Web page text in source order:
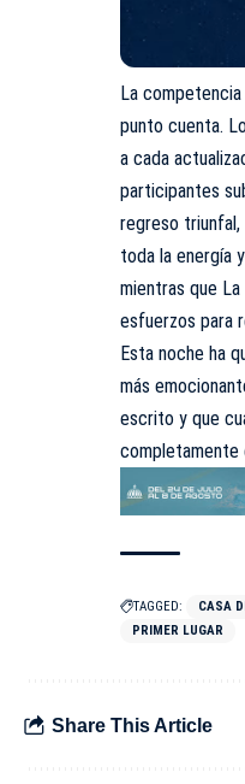
La competencia
punto cuenta.
a cada
participantes
regreso triunfal,
toda la energía
mientras que
esfuerzos para
Esta noche ha
más
escrito y que
completamente
TAGGED: CASA
PRIMER LUGAR
Share This Article